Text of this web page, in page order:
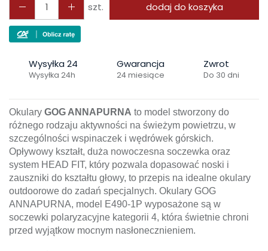
szt. dodaj do koszyka
Wysyłka 24
Wysyłka 24h
Gwarancja
24 miesiące
Zwrot
Do 30 dni
Okulary GOG ANNAPURNA to model stworzony do
różnego rodzaju aktywności na świeżym powietrzu, w
szczególności wspinaczek i wędrówek górskich.
Opływowy kształt, duża nowoczesna soczewka oraz
system HEAD FIT, który pozwala dopasować noski i
zauszniki do kształtu głowy, to przepis na idealne okulary
outdoorowe do zadań specjalnych. Okulary GOG
ANNAPURNA, model E490-1P wyposażone są w
soczewki polaryzacyjne kategorii 4, która świetnie chroni
przed wyjątkow mocnym nasłonecznieniem.